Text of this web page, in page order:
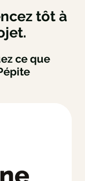
tôt à
ce que